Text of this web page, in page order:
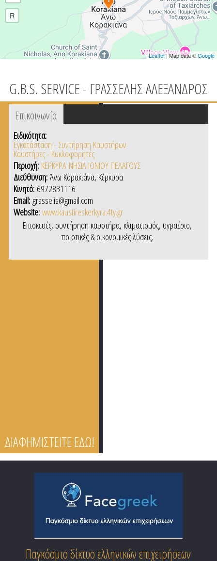
R
Leaflet| Map data ©Google
G.B.S. SERVICE - ΓΡΑΣΣΕΛΗΣ ΑΛΕΞΑΝΔΡΟΣ
Tabs group καταχώρησης
Επικοινωνία
tab)
Ειδικότητα:
Εγκατάσταση - Συντήρηση Καυστήρων
Καυστήρες - Κυκλοφορητές
Περιοχή: ΚΕΡΚΥΡΑ ΝΗΣΙΑ ΙΟΝΙΟΥ ΠΕΛΑΓΟΥΣ
Διεύθυνση:Άνω Κορακιάνα, Κέρκυρα
Κινητό: 6972831116
Email:grasselis@gmail.com
Website:www.kaustireskerkyra.4ty.gr
Επισκευές, συντήρηση καυστήρα, κλιματισμός, υγραέριο,
ποιοτικές & οικονομικές λύσεις.
ΔΙΑΦΗΜΙΣΤΕΙΤΕ ΕΔΩ!
Παγκόσμιο δίκτυο ελληνικών επιχειρήσεων